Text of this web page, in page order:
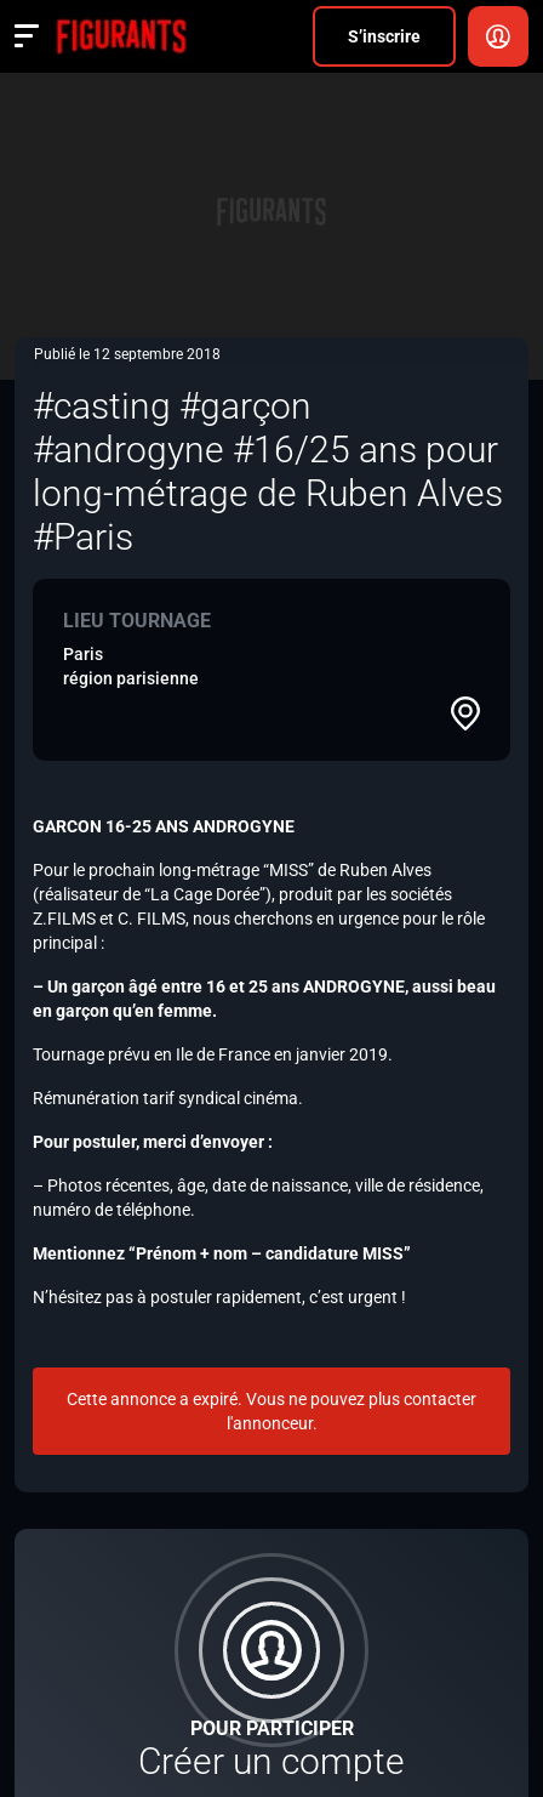
S’inscrire
Actualités
POUR PARTICIPER
Créer un compte
Publié le 12 septembre 2018
#casting #garçon
#androgyne #16/25 ans pour
long-métrage de Ruben Alves
#Paris
LIEU TOURNAGE
Paris
région parisienne
GARCON 16-25 ANS ANDROGYNE
Pour le prochain long-métrage “MISS” de Ruben Alves
(réalisateur de “La Cage Dorée”), produit par les sociétés
Z.FILMS et C. FILMS, nous cherchons en urgence pour le rôle
principal :
– Un garçon âgé entre 16 et 25 ans ANDROGYNE, aussi beau
en garçon qu’en femme.
Tournage prévu en Ile de France en janvier 2019.
Rémunération tarif syndical cinéma.
Pour postuler, merci d’envoyer :
– Photos récentes, âge, date de naissance, ville de résidence,
numéro de téléphone.
Mentionnez “Prénom + nom – candidature MISS”
N’hésitez pas à postuler rapidement, c’est urgent !
Cette annonce a expiré. Vous ne pouvez plus contacter
l'annonceur.